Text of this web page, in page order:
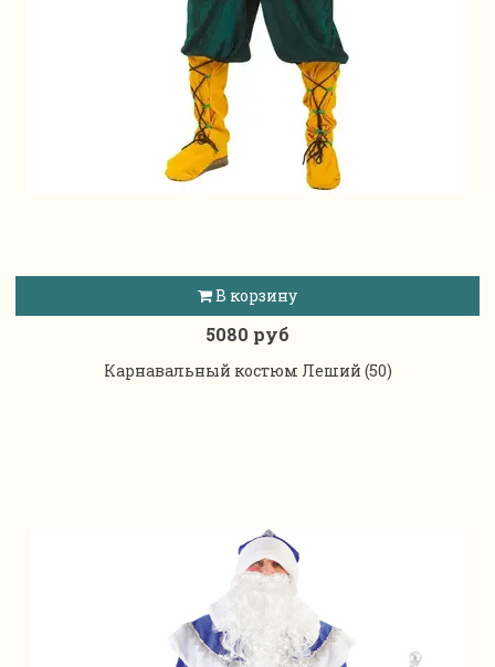
В корзину
5080 руб
Карнавальный костюм Леший (50)